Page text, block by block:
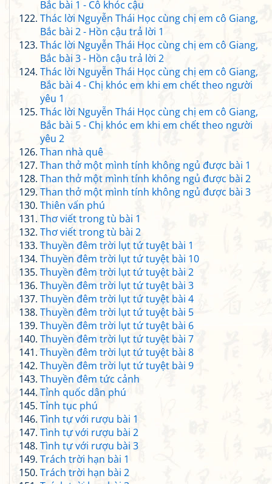
Bắc bài 1 - Cô khóc cậu
Thác lời Nguyễn Thái Học cùng chị em cô Giang,
Bắc bài 2 - Hồn cậu trả lời 1
Thác lời Nguyễn Thái Học cùng chị em cô Giang,
Bắc bài 3 - Hồn cậu trả lời 2
Thác lời Nguyễn Thái Học cùng chị em cô Giang,
Bắc bài 4 - Chị khóc em khi em chết theo người
yêu 1
Thác lời Nguyễn Thái Học cùng chị em cô Giang,
Bắc bài 5 - Chị khóc em khi em chết theo người
yêu 2
Than nhà quê
Than thở một mình tính không ngủ được bài 1
Than thở một mình tính không ngủ được bài 2
Than thở một mình tính không ngủ được bài 3
Thiên vấn phú
Thơ viết trong tù bài 1
Thơ viết trong tù bài 2
Thuyền đêm trời lụt tứ tuyệt bài 1
Thuyền đêm trời lụt tứ tuyệt bài 10
Thuyền đêm trời lụt tứ tuyệt bài 2
Thuyền đêm trời lụt tứ tuyệt bài 3
Thuyền đêm trời lụt tứ tuyệt bài 4
Thuyền đêm trời lụt tứ tuyệt bài 5
Thuyền đêm trời lụt tứ tuyệt bài 6
Thuyền đêm trời lụt tứ tuyệt bài 7
Thuyền đêm trời lụt tứ tuyệt bài 8
Thuyền đêm trời lụt tứ tuyệt bài 9
Thuyền đêm tức cảnh
Tỉnh quốc dân phú
Tỉnh tục phú
Tình tự với rượu bài 1
Tình tự với rượu bài 2
Tình tự với rượu bài 3
Trách trời hạn bài 1
Trách trời hạn bài 2